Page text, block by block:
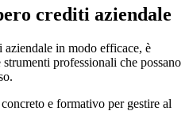
crediti aziendale
in modo efficace, è
professionali che possano
e formativo per gestire al